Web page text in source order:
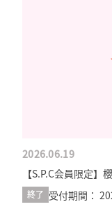
2026.06.19
【S.P.C会員限定
終了 受付期間：